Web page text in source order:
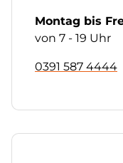
Montag bis
von 7 - 19 Uhr
0391 587 4444